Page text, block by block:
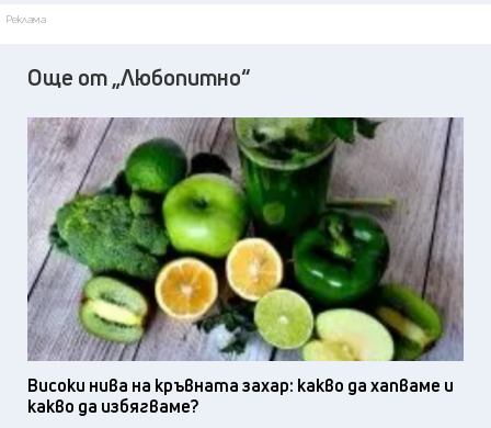
Реклама
Още от „Любопитно“
Високи нива на кръвната захар: какво да хапваме и
какво да избягваме?